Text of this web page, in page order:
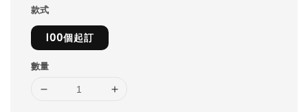
款式
100個起訂
數量